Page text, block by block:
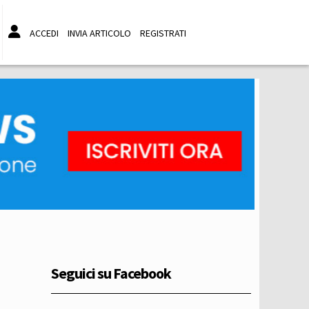
ACCEDI INVIA ARTICOLO REGISTRATI
Seguici su Facebook